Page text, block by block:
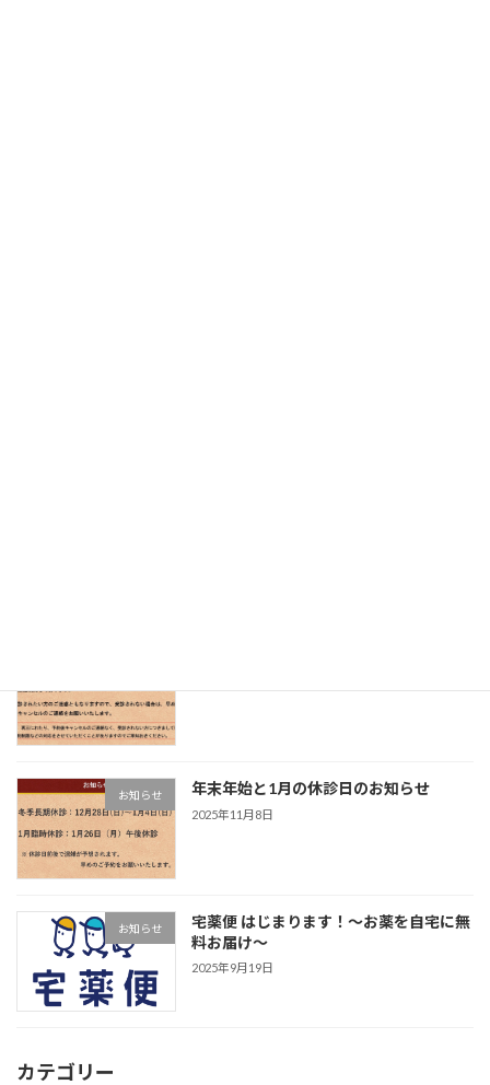
お知らせ 年末年始と1月の休診日のお知らせ
2025年11月8日
お知らせ
宅薬便 はじまります！〜お薬を自宅に無
料お届け〜
2025年9月19日
カテゴリー